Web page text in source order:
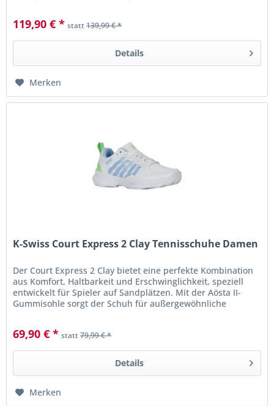
119,90 € * statt139,99 € *
Details
Merken
K-Swiss Court Express 2 Clay Tennisschuhe Damen
Der Court Express 2 Clay bietet eine perfekte Kombination
aus Komfort, Haltbarkeit und Erschwinglichkeit, speziell
entwickelt für Spieler auf Sandplätzen. Mit der Aösta II-
Gummisohle sorgt der Schuh für außergewöhnliche
69,90 € * statt79,99 € *
Details
Merken